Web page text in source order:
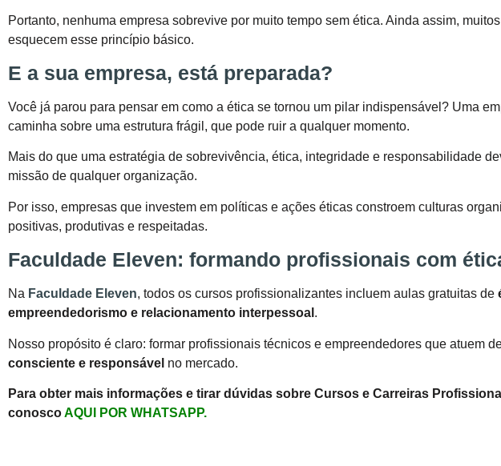
Portanto, nenhuma empresa sobrevive por muito tempo sem ética. Ainda assim,
esquecem esse princípio básico.
E a sua empresa, está preparada?
Você já parou para pensar em como a ética se tornou um pilar indispensável? Uma
caminha sobre uma estrutura frágil, que pode ruir a qualquer momento.
Mais do que uma estratégia de sobrevivência, ética, integridade e responsabilidade
missão de qualquer organização.
Por isso, empresas que investem em políticas e ações éticas constroem culturas
positivas, produtivas e respeitadas.
Faculdade Eleven: formando profissionais com
Na Faculdade Eleven, todos os cursos profissionalizantes incluem aulas gratuitas de
empreendedorismo e relacionamento interpessoal .
Nosso propósito é claro: formar profissionais técnicos e empreendedores que atuem
consciente e responsável no mercado.
Para obter mais informações e tirar dúvidas sobre Cursos e Carreiras
conoscoAQUI POR WHATSAPP.